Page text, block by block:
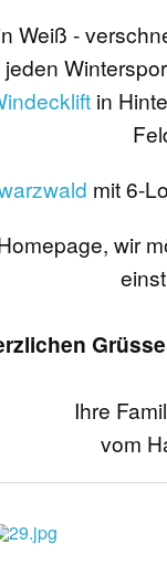
Weiß -
jeden
in
mit 6-
wir
Ihre
vom